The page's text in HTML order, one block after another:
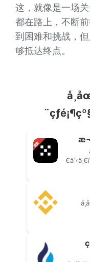
这，就像是一场
都在路上，不断
到困难和挑战，
够抵达终点。